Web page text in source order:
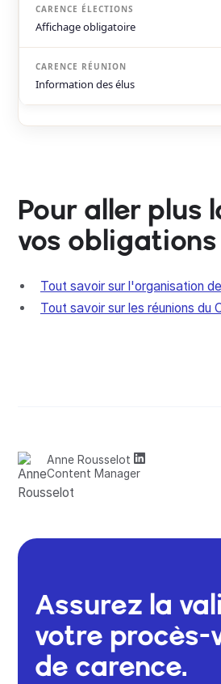
Affichage obligatoire
Information des élus
Pour aller plus
vos obligations
Tout savoir sur l'organisation
Tout savoir sur les réunions du
Anne Rousselot
Content Manager
Assurez la
votre procès-
de carence.